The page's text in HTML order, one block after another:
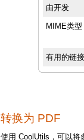
由开发
MIME类型
有用的链接
转换为 PDF
使用 CoolUtils，可以将